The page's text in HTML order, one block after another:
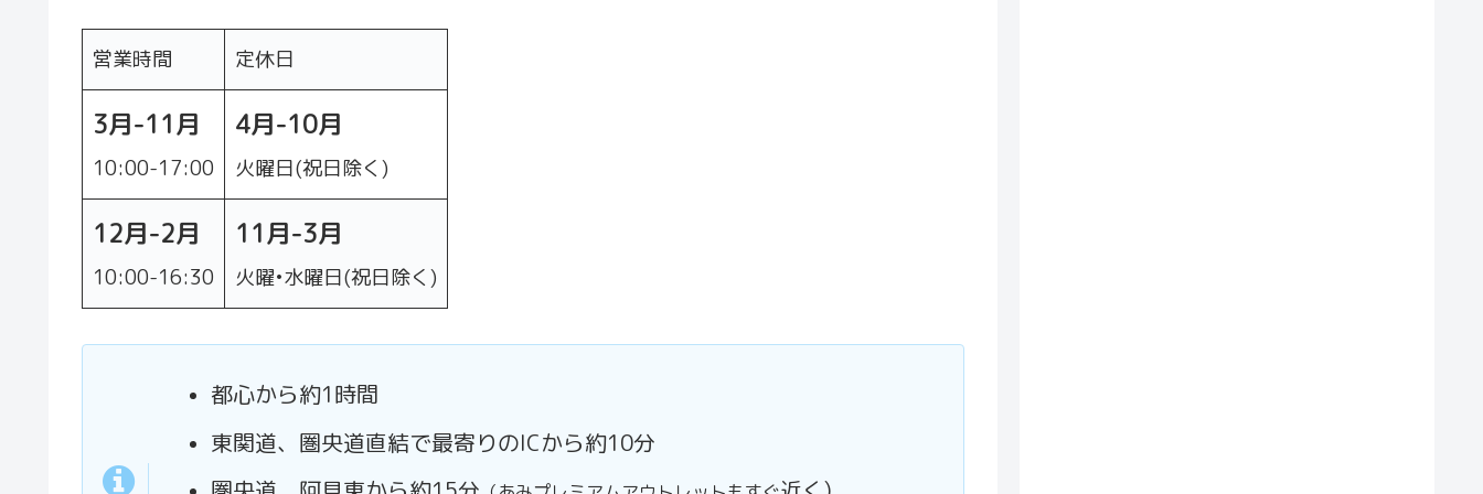
営業時間 定休日
3月-11月
10:00-17:00
4月-10月
火曜日(祝日除く)
12月-2月
10:00-16:30
11月-3月
火曜•水曜日(祝日除く)
都心から約1時間
東関道、圏央道直結で最寄りのICから約10分